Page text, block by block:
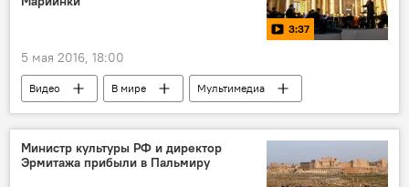
3:37
5 мая 2016, 18:00
Видео В мире
Мультимедиа
Общество
Министр культуры РФ и директор
Эрмитажа прибыли в Пальмиру